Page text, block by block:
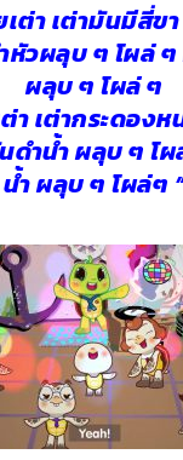
เต่า เต่ามันมีสี่ข
หัวผลุบ ๆ โผล่
ผลุบ ๆ โผล่ ๆ
า เต่ากระดองห
ดำน้ำ ผลุบ ๆ โ
น้ำ ผลุบ ๆ โผล่ๆ